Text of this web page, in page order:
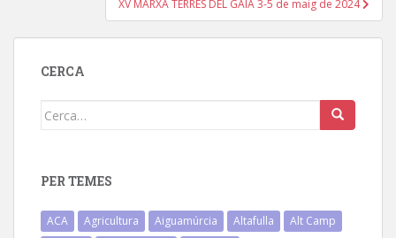
XV MARXA TERRES DEL GAIÀ 3-5 de maig de 2024
CERCA
Cerca:
PER TEMES
ACA Agricultura Aiguamúrcia Altafulla
Alt Camp